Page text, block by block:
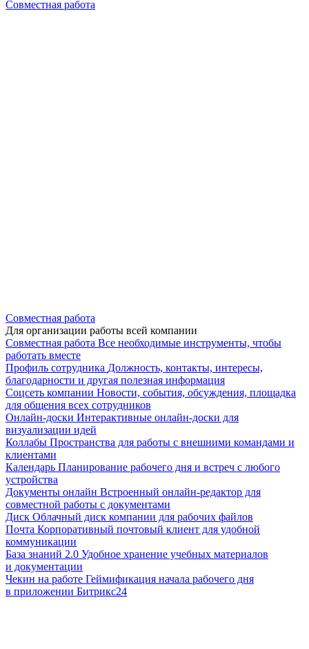
Совместная работа
Совместная работа
Для организации работы всей компании
Совместная работа Все необходимые инструменты, чтобы
работать вместе
Профиль сотрудника Должность, контакты, интересы,
благодарности и другая полезная информация
Соцсеть компании Новости, события, обсуждения, площадка
для общения всех сотрудников
Онлайн-доски Интерактивные онлайн-доски для
визуализации идей
Коллабы Пространства для работы с внешними командами и
клиентами
Календарь Планирование рабочего дня и встреч с любого
устройства
Документы онлайн Встроенный онлайн-редактор для
совместной работы с документами
Диск Облачный диск компании для рабочих файлов
Почта Корпоративный почтовый клиент для удобной
коммуникации
База знаний 2.0 Удобное хранение учебных материалов
и документации
Чекин на работе Геймификация начала рабочего дня
в приложении Битрикс24